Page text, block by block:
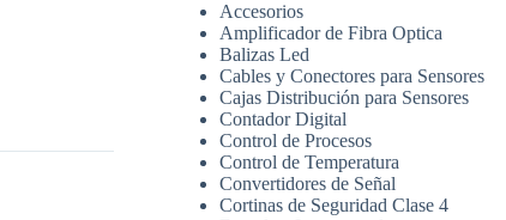
Accesorios
Amplificador de Fibra Optica
Balizas Led
Cables y Conectores para Sensores
Cajas Distribución para Sensores
Contador Digital
Control de Procesos
Control de Temperatura
Convertidores de Señal
Cortinas de Seguridad Clase 4